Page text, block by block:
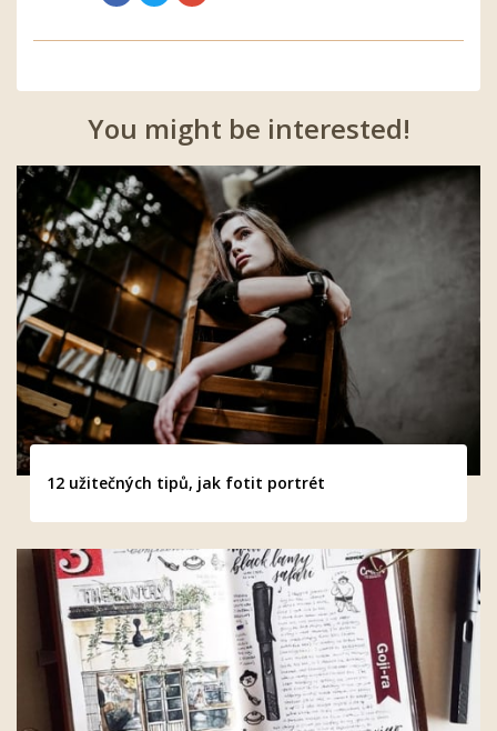
You might be interested!
12 užitečných tipů, jak fotit portrét